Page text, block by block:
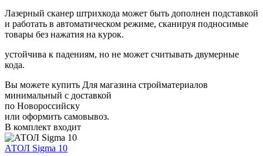
Лазерный сканер штрихкода может быть дополнен подставкой
и работать в автоматическом режиме, сканируя подносимые
товары без нажатия на курок.
устойчива к падениям, но не может считывать двумерные
кода.
Вы можете купить Для магазина стройматериалов
минимальный с доставкой
по Новороссийску
или оформить самовывоз.
В комплект входит
АТОЛ Sigma 10